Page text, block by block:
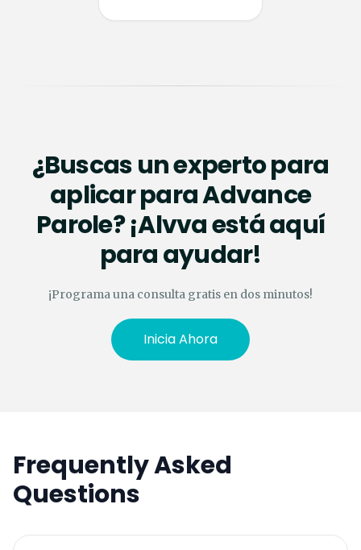
¿Buscas un experto para
aplicar para Advance
Parole? ¡Alvva está aquí
para ayudar!
¡Programa una consulta gratis en dos minutos!
Inicia Ahora
Frequently Asked
Questions